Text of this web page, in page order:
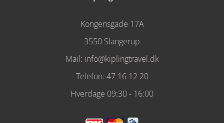
Kongensgade 17A
3550 Slangerup
Mail: info@kiplingtravel.dk
Telefon: 47 16 12 20
Hverdage 09:30 - 16:00